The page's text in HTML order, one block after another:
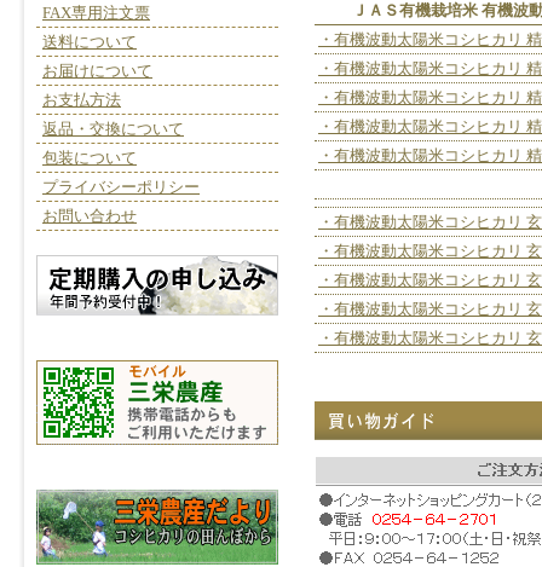
ＪＡＳ有機栽培米 有機波
・有機波動太陽米コシヒカリ
・有機波動太陽米コシヒカリ
・有機波動太陽米コシヒカリ
・有機波動太陽米コシヒカリ
・有機波動太陽米コシヒカリ
・有機波動太陽米コシヒカリ
・有機波動太陽米コシヒカリ
・有機波動太陽米コシヒカリ
・有機波動太陽米コシヒカリ
・有機波動太陽米コシヒカリ
FAX専用注文票
送料について
お届けについて
お支払方法
返品・交換について
包装について
プライバシーポリシー
お問い合わせ